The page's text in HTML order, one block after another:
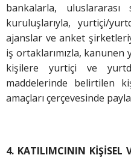
bankalarla,
kuruluşlarıyla, yurtiçi/
ajanslar ve anket
iş ortaklarımızla,
kişilere yurtiçi ve
maddelerinde belirtilen
amaçları çerçevesinde
4. KATILIMCININ KİŞİSEL